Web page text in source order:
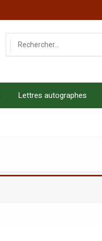
Lettres autographes